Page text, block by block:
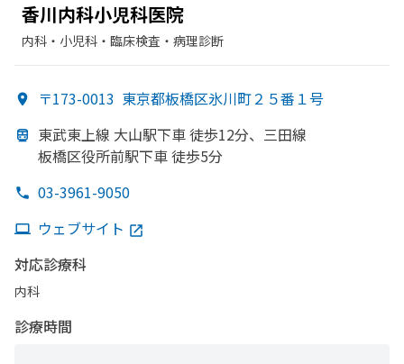
香川内科小児科医院
内科・​小児科・​臨床検査・病理診断
〒173-0013 東京都板橋区氷川町２５番１号
東武東上線 大山駅下車 徒歩12分、 三田線
板橋区役所前駅下車 徒歩5分
03-3961-9050
ウェブサイト
対応診療科
内科
診療時間